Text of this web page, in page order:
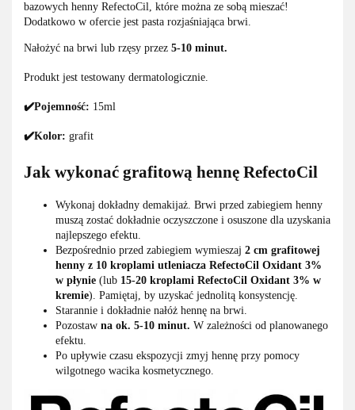
bazowych henny RefectoCil, które można ze sobą mieszać!
Dodatkowo w ofercie jest pasta rozjaśniająca brwi.
Nałożyć na brwi lub rzęsy przez 5-10 minut.
Produkt jest testowany dermatologicznie.
✔️Pojemność: 15ml
✔️Kolor: grafit
Jak wykonać grafitową hennę RefectoCil
Wykonaj dokładny demakijaż. Brwi przed zabiegiem henny
muszą zostać dokładnie oczyszczone i osuszone dla uzyskania
najlepszego efektu.
Bezpośrednio przed zabiegiem wymieszaj 2 cm grafitowej
henny z 10 kroplami utleniacza RefectoCil Oxidant 3%
w płynie (lub 15-20 kroplami RefectoCil Oxidant 3% w
kremie). Pamiętaj, by uzyskać jednolitą konsystencję.
Starannie i dokładnie nałóż hennę na brwi.
Pozostaw na ok. 5-10 minut. W zależności od planowanego
efektu.
Po upływie czasu ekspozycji zmyj hennę przy pomocy
wilgotnego wacika kosmetycznego.